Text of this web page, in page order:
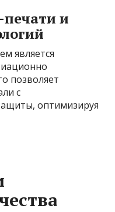
печати и
является
позволяет
с
оптимизируя